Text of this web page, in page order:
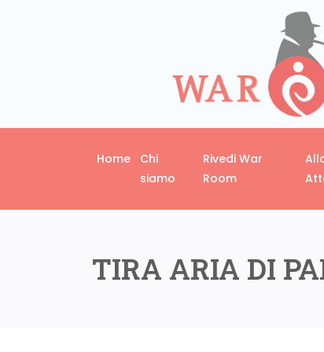
Home
Chi
siamo
Rivedi War
Room
TIRA ARIA DI